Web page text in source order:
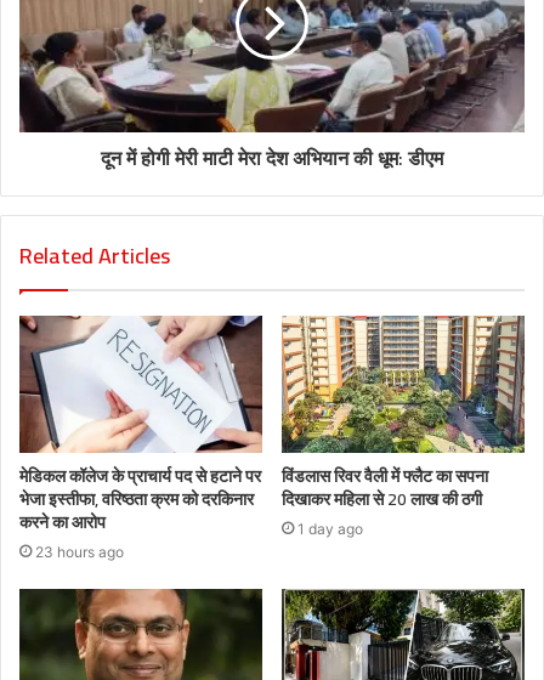
दून में होगी मेरी माटी मेरा देश अभियान की धूम: डीएम
Related Articles
मेडिकल कॉलेज के प्राचार्य पद से हटाने पर
भेजा इस्तीफा, वरिष्ठता क्रम को दरकिनार
करने का आरोप
23 hours ago
विंडलास रिवर वैली में फ्लैट का सपना
दिखाकर महिला से 20 लाख की ठगी
1 day ago